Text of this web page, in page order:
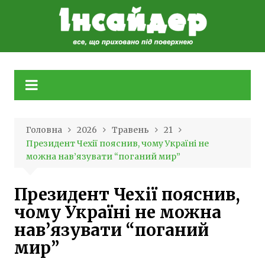
Головна 2026 Травень
21
Президент Чехії пояснив, чому Україні не
можна нав’язувати “поганий мир”
Президент Чехії пояснив,
чому Україні не можна
нав’язувати “поганий
мир”